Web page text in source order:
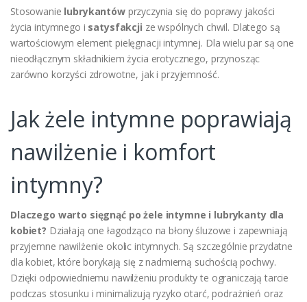
Stosowanie lubrykantówprzyczynia się do poprawy jakości
życia intymnego i satysfakcji ze wspólnych chwil. Dlatego są
wartościowym element pielęgnacji intymnej. Dla wielu par są one
nieodłącznym składnikiem życia erotycznego, przynosząc
zarówno korzyści zdrowotne, jak i przyjemność.
Jak żele intymne poprawiają
nawilżenie i komfort
intymny?
Dlaczego warto sięgnąć po żele intymne i lubrykanty dla
kobiet? Działają one łagodząco na błony śluzowe i zapewniają
przyjemne nawilżenie okolic intymnych. Są szczególnie przydatne
dla kobiet, które borykają się z nadmierną suchością pochwy.
Dzięki odpowiedniemu nawilżeniu produkty te ograniczają tarcie
podczas stosunku i minimalizują ryzyko otarć, podrażnień oraz